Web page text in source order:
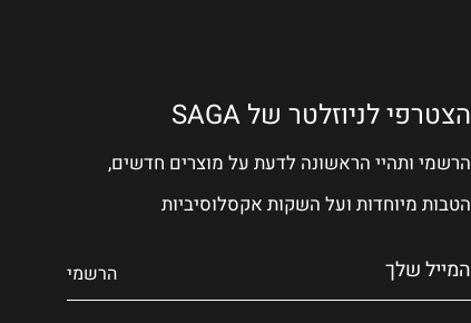
הצטרפי לניוזלטר של SAGA
הרשמי ותהיי הראשונה לדעת על מוצרים חדשים,
הטבות מיוחדות ועל השקות אקסלוסיביות